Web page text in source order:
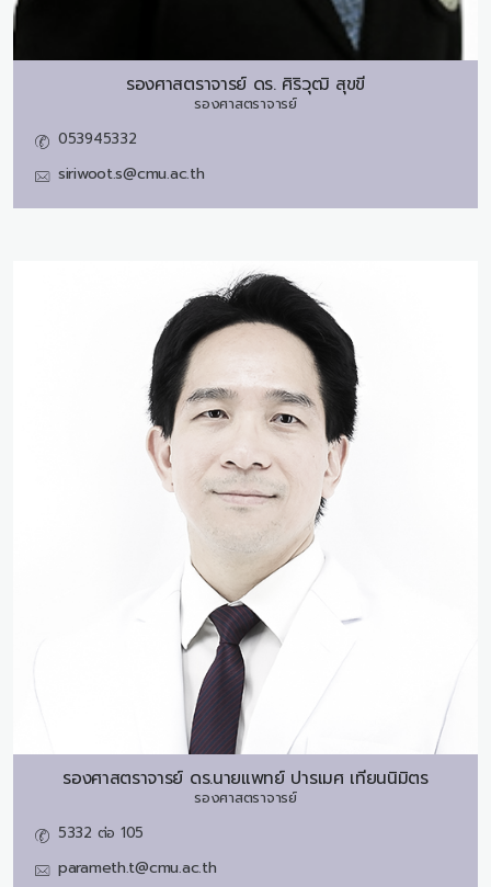
รองศาสตราจารย์ ดร. ศิริวุฒิ สุขขี
รองศาสตราจารย์
053945332
siriwoot.s@cmu.ac.th
รองศาสตราจารย์ ดร.นายแพทย์ ปารเมศ เทียนนิมิตร
รองศาสตราจารย์
5332 ต่อ 105
parameth.t@cmu.ac.th